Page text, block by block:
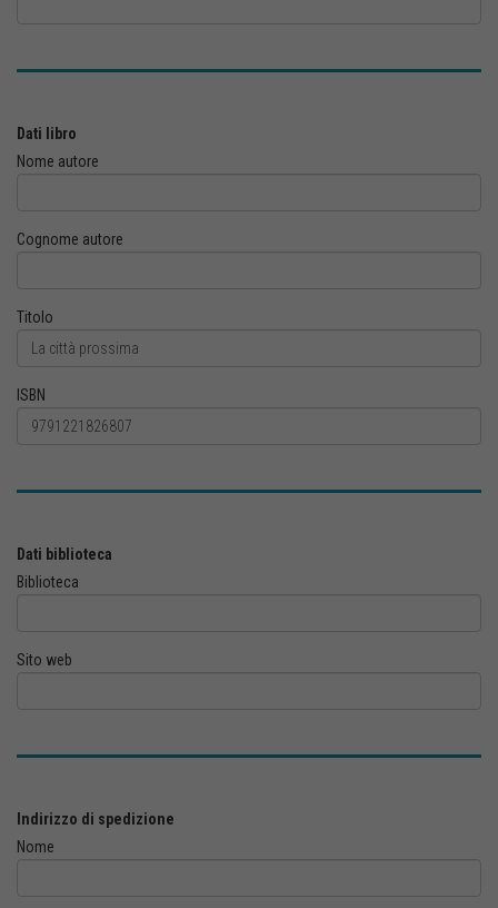
Dati libro
Nome autore
Cognome autore
Titolo
ISBN
Dati biblioteca
Biblioteca
Sito web
Indirizzo di spedizione
Nome